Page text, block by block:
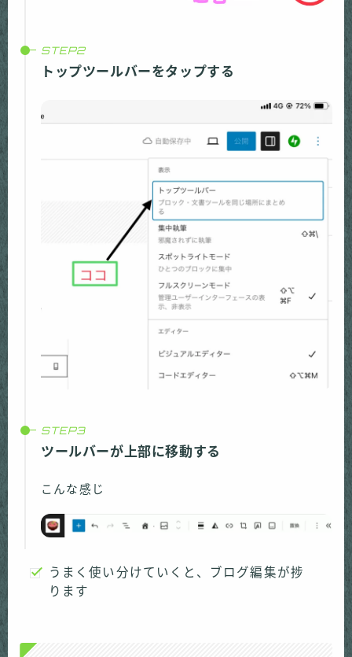
トップツールバーをタップする
ツールバーが上部に移動する
こんな感じ
うまく使い分けていくと、ブログ編集が捗
ります